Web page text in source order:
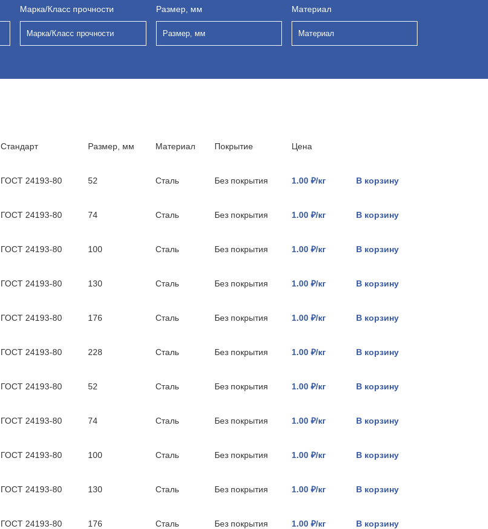
Марка/Класс прочности
Марка/Класс прочности
Размер, мм
Размер, мм
Материал
Материал
Стандарт Размер, мм Материал Покрытие Цена
ГОСТ 24193-80 52 Сталь Без покрытия 1.00 ₽/кг В корзину
ГОСТ 24193-80 74 Сталь Без покрытия 1.00 ₽/кг В корзину
ГОСТ 24193-80 100 Сталь Без покрытия 1.00 ₽/кг В корзину
ГОСТ 24193-80 130 Сталь Без покрытия 1.00 ₽/кг В корзину
ГОСТ 24193-80 176 Сталь Без покрытия 1.00 ₽/кг В корзину
ГОСТ 24193-80 228 Сталь Без покрытия 1.00 ₽/кг В корзину
ГОСТ 24193-80 52 Сталь Без покрытия 1.00 ₽/кг В корзину
ГОСТ 24193-80 74 Сталь Без покрытия 1.00 ₽/кг В корзину
ГОСТ 24193-80 100 Сталь Без покрытия 1.00 ₽/кг В корзину
ГОСТ 24193-80 130 Сталь Без покрытия 1.00 ₽/кг В корзину
ГОСТ 24193-80 176 Сталь Без покрытия 1.00 ₽/кг В корзину